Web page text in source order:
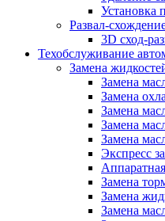
Установка
Развал-
3D сход-
Техобслуживание
Замена
Замена
Замена
Замена
Замена
Замена
Экспресс
Замена
Замена
Замена